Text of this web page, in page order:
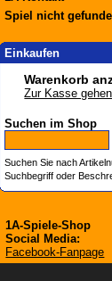
Spiel nicht
Einkaufen
Warenkorb
Zur Kasse gehen
Suchen im Shop
Suchen Sie nach
Suchbegriff oder
1A-Spiele-Shop
Social Media:
Facebook-Fanpage